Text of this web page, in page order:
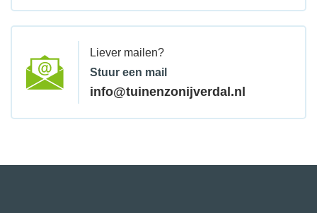
Liever mailen?
Stuur een mail
info@tuinenzonijverdal.nl